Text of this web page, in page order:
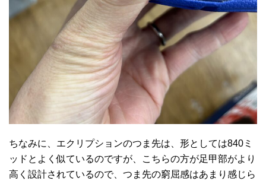
ちなみに、エクリプションのつま先は、形としては840ミ
ッドとよく似ているのですが、こちらの方が足甲部がより
高く設計されているので、つま先の窮屈感はあまり感じら